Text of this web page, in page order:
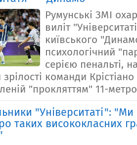
Румунські ЗМІ
виліт
київського
психологічний
серією пенальті,
зрілості команди
"прокляттям" 11-
"Університаті":
таких висококласних